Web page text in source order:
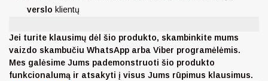
verslo klientų
Jei turite klausimų dėl šio produkto, skambinkite mums
vaizdo skambučiu WhatsApp arba Viber programėlėmis.
Mes galėsime Jums pademonstruoti šio produkto
funkcionalumą ir atsakyti į visus Jums rūpimus klausimus.